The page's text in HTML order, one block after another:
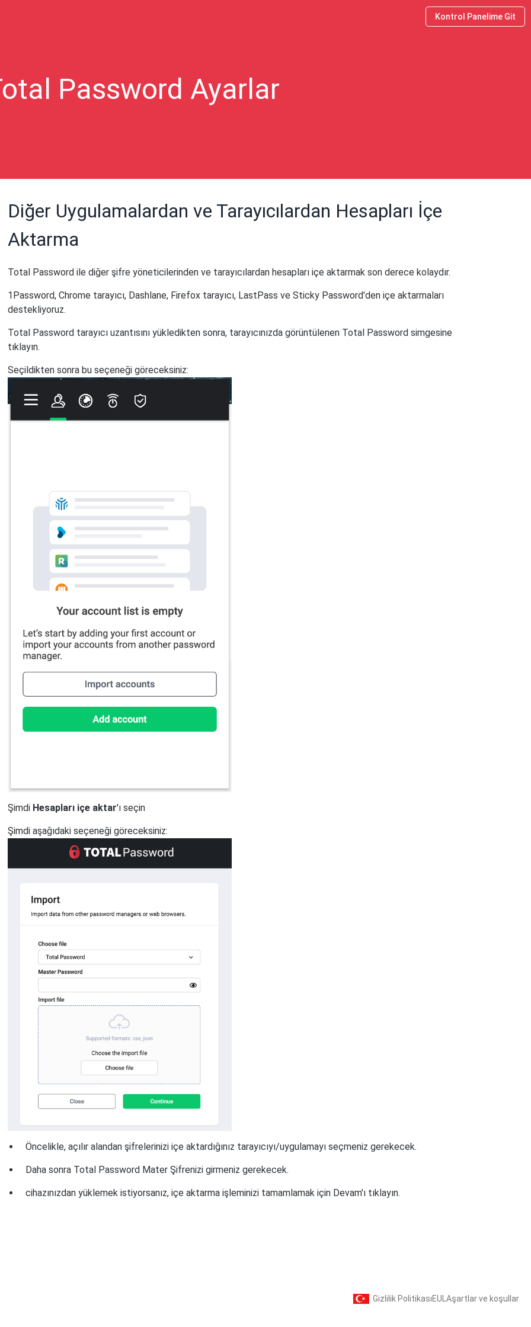
Kontrol Panelime Git
Password Ayarlar
Diğer Uygulamalardan ve Tarayıcılardan Hesapları İçe
Aktarma
Total Password ile diğer şifre yöneticilerinden ve tarayıcılardan hesapları içe aktarmak son derece kolaydır.
1Password, Chrome tarayıcı, Dashlane, Firefox tarayıcı, LastPass ve Sticky Password'den içe aktarmaları
destekliyoruz.
Total Password tarayıcı uzantısını yükledikten sonra, tarayıcınızda görüntülenen Total Password simgesine
tıklayın.
Seçildikten sonra bu seçeneği göreceksiniz:
Şimdi Hesapları içe aktar'ı seçin
Şimdi aşağıdaki seçeneği göreceksiniz:
Öncelikle, açılır alandan şifrelerinizi içe aktardığınız tarayıcıyı/uygulamayı seçmeniz gerekecek.
Daha sonra Total Password Mater Şifrenizi girmeniz gerekecek.
cihazınızdan yüklemek istiyorsanız, içe aktarma işleminizi tamamlamak için Devam'ı tıklayın.
Gizlilik PolitikasıEULAşartlar ve koşullar